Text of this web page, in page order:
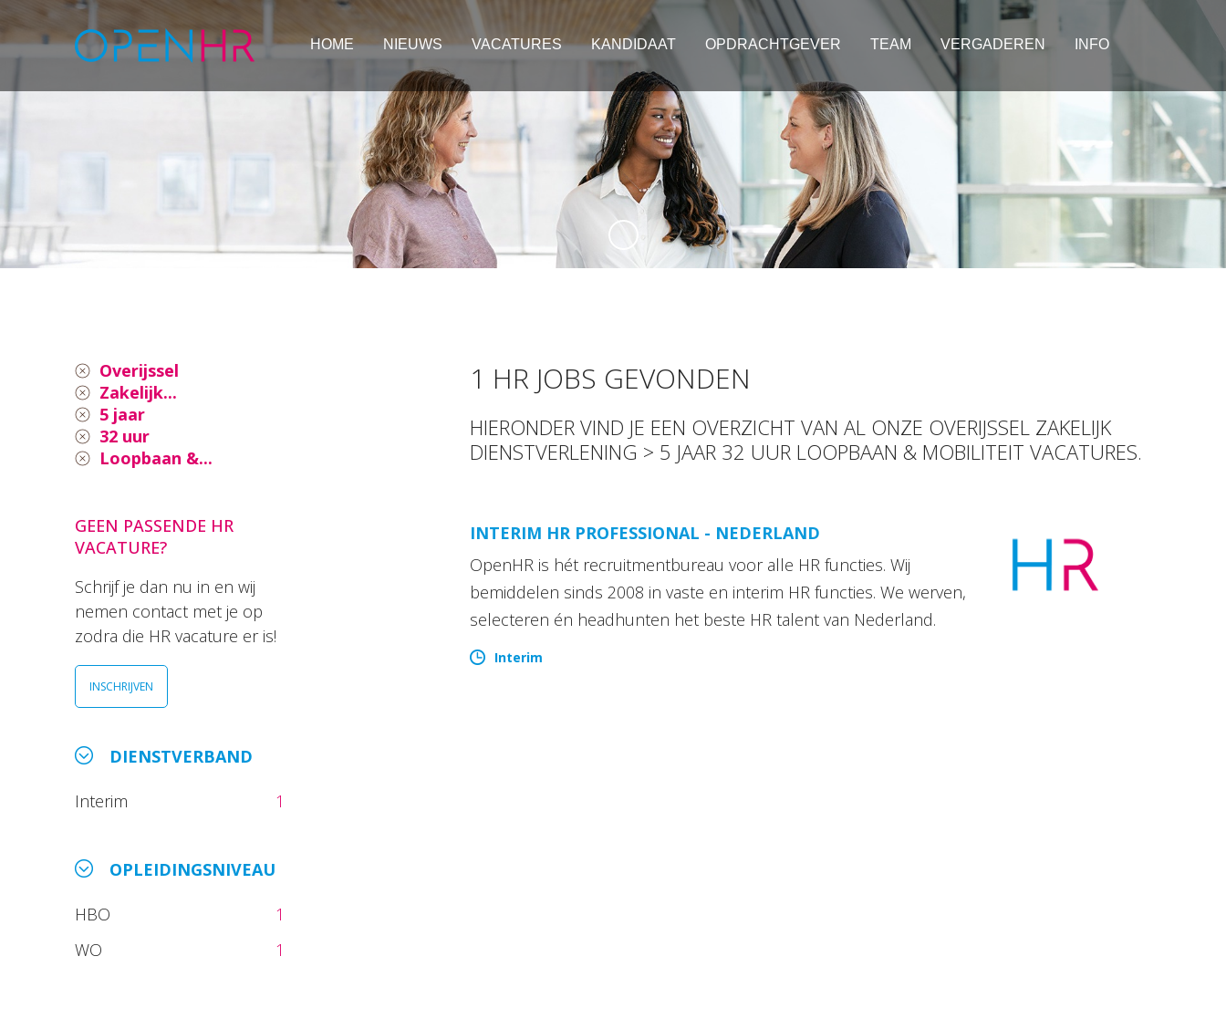
HOME NIEUWS VACATURES KANDIDAAT OPDRACHTGEVER TEAM VERGADEREN INFO
Overijssel
Zakelijk...
5 jaar
32 uur
Loopbaan &...
GEEN PASSENDE HR
VACATURE?
Schrijf je dan nu in en wij
nemen contact met je op
zodra die HR vacature er is!
INSCHRIJVEN
DIENSTVERBAND
Interim 1
OPLEIDINGSNIVEAU
HBO
1
WO
1
1 HR JOBS GEVONDEN
HIERONDER VIND JE EEN OVERZICHT VAN AL ONZE OVERIJSSEL ZAKELIJK
DIENSTVERLENING > 5 JAAR 32 UUR LOOPBAAN & MOBILITEIT VACATURES.
INTERIM HR PROFESSIONAL - NEDERLAND
OpenHR is hét recruitmentbureau voor alle HR functies. Wij
bemiddelen sinds 2008 in vaste en interim HR functies. We werven,
selecteren én headhunten het beste HR talent van Nederland.
Interim